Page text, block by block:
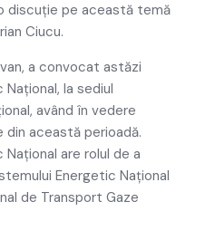
discuţie pe această temă
Ciucu.
a convocat astăzi
la sediul
având în vedere
această perioadă.
are rolul de a
Energetic Naţional
de Transport Gaze